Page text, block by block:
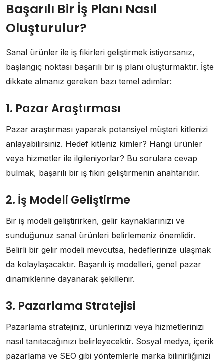
Başarılı Bir İş Planı Nasıl
Oluşturulur?
Sanal ürünler ile iş fikirleri geliştirmek istiyorsanız,
başlangıç ​​noktası başarılı bir iş planı oluşturmaktır. İşte
dikkate almanız gereken bazı temel adımlar:
1. Pazar Araştırması
Pazar araştırması yaparak potansiyel müşteri kitlenizi
anlayabilirsiniz. Hedef kitleniz kimler? Hangi ürünler
veya hizmetler ile ilgileniyorlar? Bu sorulara cevap
bulmak, başarılı bir iş fikiri geliştirmenin anahtarıdır.
2. İş Modeli Geliştirme
Bir iş modeli geliştirirken, gelir kaynaklarınızı ve
sunduğunuz sanal ürünleri belirlemeniz önemlidir.
Belirli bir gelir modeli mevcutsa, hedeflerinize ulaşmak
da kolaylaşacaktır. Başarılı iş modelleri, genel pazar
dinamiklerine dayanarak şekillenir.
3. Pazarlama Stratejisi
Pazarlama stratejiniz, ürünlerinizi veya hizmetlerinizi
nasıl tanıtacağınızı belirleyecektir. Sosyal medya, içerik
pazarlama ve SEO gibi yöntemlerle marka bilinirliğinizi